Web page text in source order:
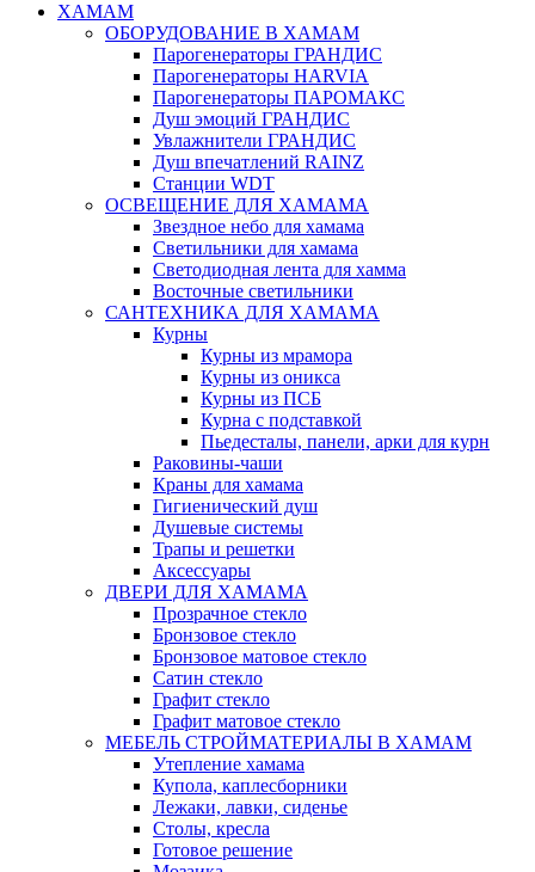
ХАМАМ
ОБОРУДОВАНИЕ В ХАМАМ
Парогенераторы ГРАНДИС
Парогенераторы HARVIA
Парогенераторы ПАРОМАКС
Душ эмоций ГРАНДИС
Увлажнители ГРАНДИС
Душ впечатлений RAINZ
Станции WDT
ОСВЕЩЕНИЕ ДЛЯ ХАМАМА
Звездное небо для хамама
Светильники для хамама
Светодиодная лента для хамма
Восточные светильники
САНТЕХНИКА ДЛЯ ХАМАМА
Курны
Курны из мрамора
Курны из оникса
Курны из ПСБ
Курна с подставкой
Пьедесталы, панели, арки для курн
Раковины-чаши
Краны для хамама
Гигиенический душ
Душевые системы
Трапы и решетки
Аксессуары
ДВЕРИ ДЛЯ ХАМАМА
Прозрачное стекло
Бронзовое стекло
Бронзовое матовое стекло
Сатин стекло
Графит стекло
Графит матовое стекло
МЕБЕЛЬ СТРОЙМАТЕРИАЛЫ В ХАМАМ
Утепление хамама
Купола, каплесборники
Лежаки, лавки, сиденье
Столы, кресла
Готовое решение